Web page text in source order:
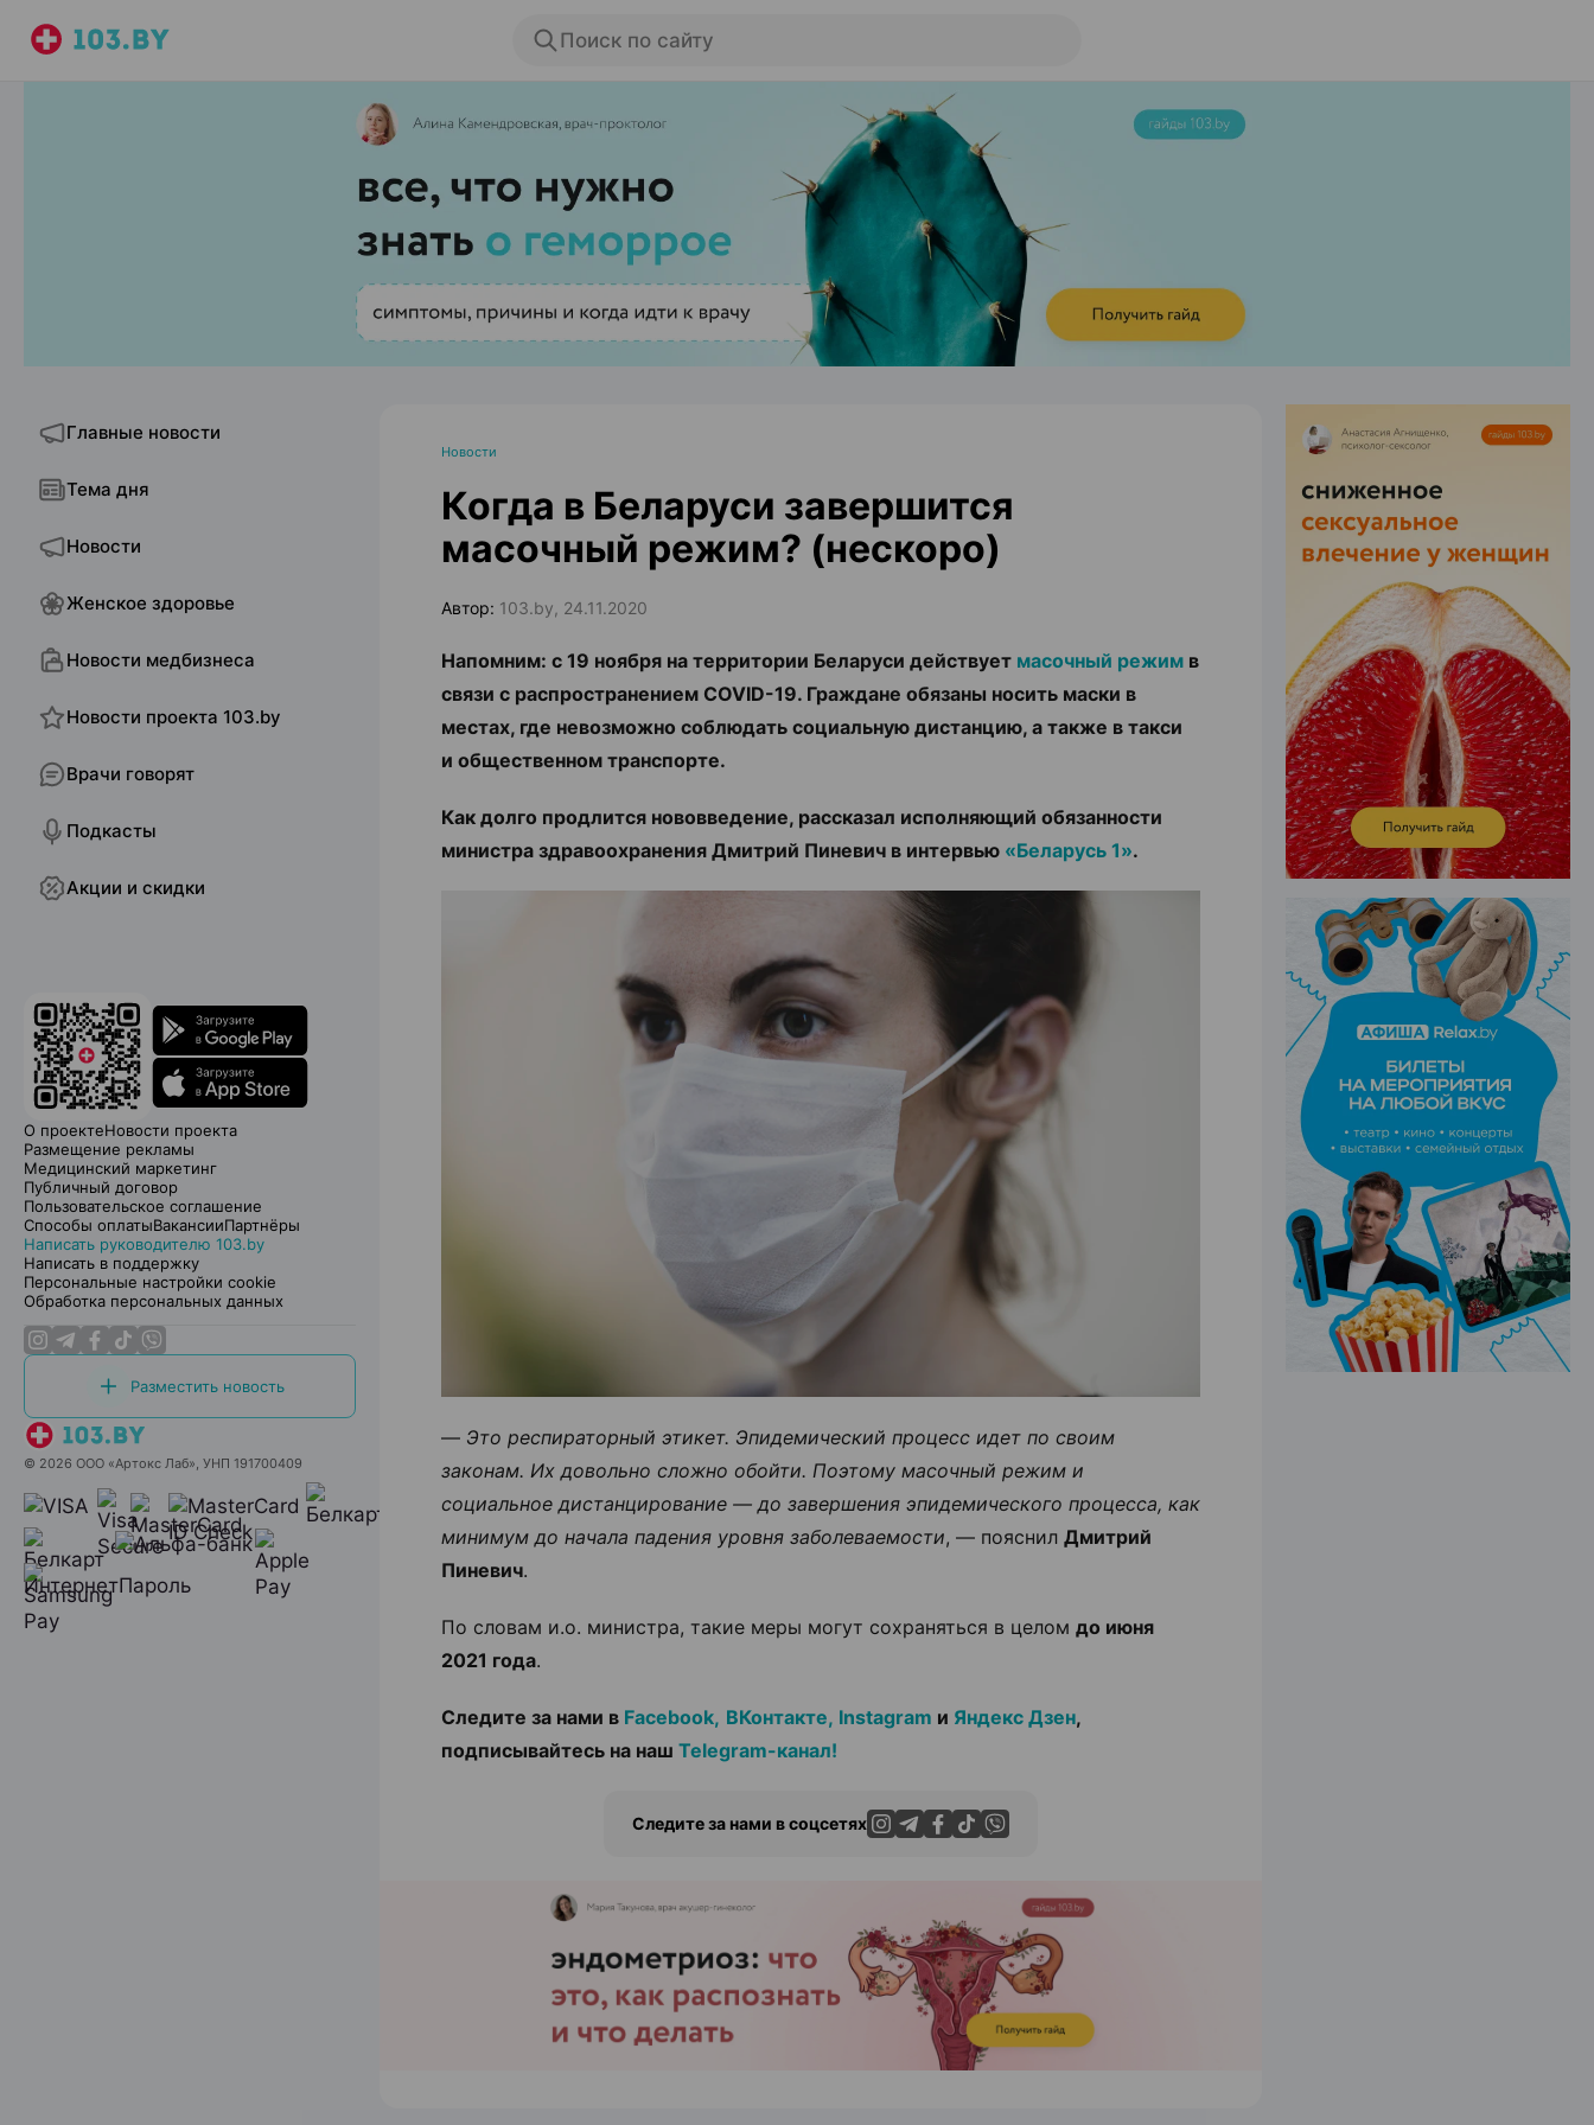
Поиск по сайту
ЭФФЕКТИВНАЯ РЕКЛАМА НА САЙТЕ
Главные новости
Тема дня
Новости
Женское здоровье
Новости медбизнеса
Новости проекта 103.by
Врачи говорят
Подкасты
Акции и скидки
О проектеНовости проекта
Размещение рекламы
Медицинский маркетинг
Публичный договор
Пользовательское соглашение
Способы оплатыВакансииПартнёры
Написать руководителю 103.by
Написать в поддержку
Персональные настройки cookie
Обработка персональных данных
Разместить новость
© 2026 ООО «Артокс Лаб», УНП 191700409
Новости
Когда в Беларуси завершится
масочный режим? (нескоро)
Автор: 103.by, 24.11.2020
Напомним: с 19 ноября на территории Беларуси действует масочный режим в
связи с распространением COVID-19. Граждане обязаны носить маски в
местах, где невозможно соблюдать социальную дистанцию, а также в такси
и общественном транспорте.
Как долго продлится нововведение, рассказал исполняющий обязанности
министра здравоохранения Дмитрий Пиневич в интервью «Беларусь 1».
— Это респираторный этикет. Эпидемический процесс идет по своим
законам. Их довольно сложно обойти. Поэтому масочный режим и
социальное дистанцирование — до завершения эпидемического процесса, как
минимум до начала падения уровня заболеваемости, — пояснил Дмитрий
Пиневич.
По словам и.о. министра, такие меры могут сохраняться в целом до июня
2021 года.
Следите за нами в Facebook, ВКонтакте, Instagram и Яндекс Дзен,
подписывайтесь на наш Telegram-канал!
Следите за нами в соцсетях
ЭФФЕКТИВНАЯ РЕКЛАМА НА САЙТЕ
ЭФФЕКТИВНАЯ РЕКЛАМА НА САЙТЕ
ЭФФЕКТИВНАЯ РЕКЛАМА НА САЙТЕ